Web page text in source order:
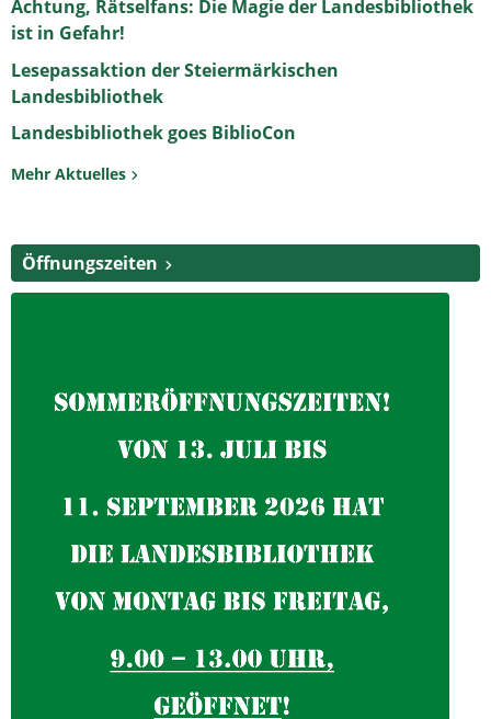
Achtung, Rätselfans: Die Magie der Landesbibliothek
ist in Gefahr!
Lesepassaktion der Steiermärkischen
Landesbibliothek
Landesbibliothek goes BiblioCon
Mehr Aktuelles
Öffnungszeiten